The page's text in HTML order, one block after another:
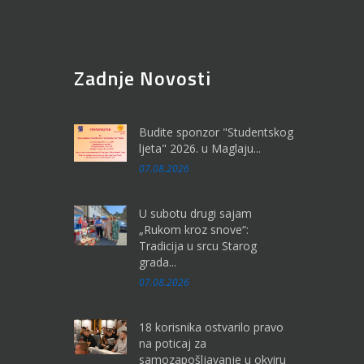
Zadnje Novosti
Budite sponzor "Studentskog
ljeta" 2026. u Maglaju...
07.08.2026
U subotu drugi sajam
„Rukom kroz snove“:
Tradicija u srcu Starog
grada...
07.08.2026
18 korisnika ostvarilo pravo
na poticaj za
samozapošljavanje u okviru